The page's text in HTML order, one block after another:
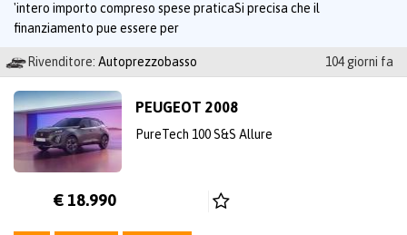
'intero importo compreso spese praticaSi precisa che il
finanziamento pue essere per
Rivenditore: Autoprezzobasso 104 giorni fa
PEUGEOT 2008
PureTech 100 S&S Allure
€ 18.990